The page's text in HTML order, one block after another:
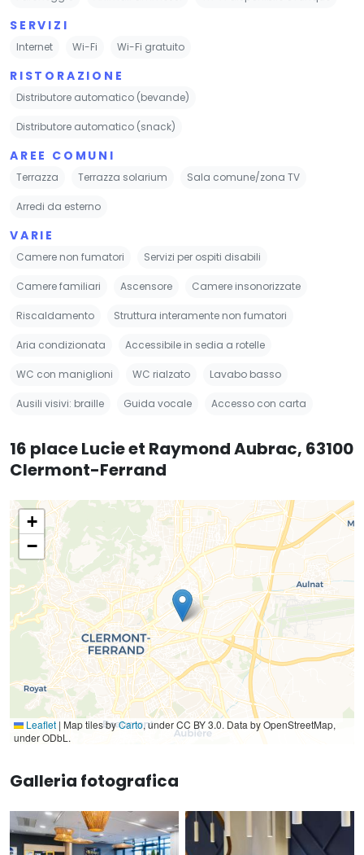
SERVIZI
Internet Wi-Fi Wi-Fi gratuito
RISTORAZIONE
Distributore automatico (bevande)
Distributore automatico (snack)
AREE COMUNI
Terrazza Terrazza solarium Sala comune/zona TV
Arredi da esterno
VARIE
Camere non fumatori Servizi per ospiti disabili
Camere familiari Ascensore Camere insonorizzate
Riscaldamento Struttura interamente non fumatori
Aria condizionata Accessibile in sedia a rotelle
WC con maniglioni WC rialzato Lavabo basso
Ausili visivi: braille Guida vocale Accesso con carta
16 place Lucie et Raymond Aubrac, 63100
Clermont-Ferrand
+
−
Leaflet | Map tiles byCarto, under CC BY 3.0. Data by OpenStreetMap,
under ODbL.
Galleria fotografica